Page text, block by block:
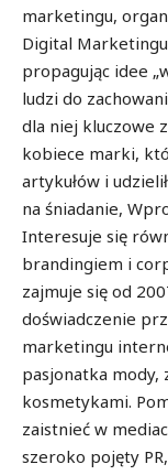
marketingu,
Digital
propagując idee
ludzi do
dla niej kluczowe
kobiece marki,
artykułów i
na śniadanie,
Interesuje się
brandingiem i
zajmuje się od
doświadczenie
marketingu
pasjonatka mody,
kosmetykami.
zaistnieć w
szeroko pojęty